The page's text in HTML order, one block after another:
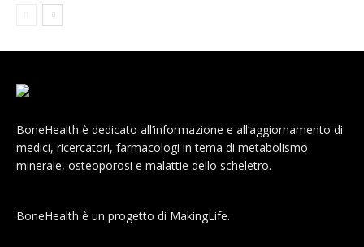
BoneHealth è dedicato all’informazione e all’aggiornamento di
medici, ricercatori, farmacologi in tema di metabolismo
minerale, osteoporosi e malattie dello scheletro.
BoneHealth è un progetto di MakingLife.